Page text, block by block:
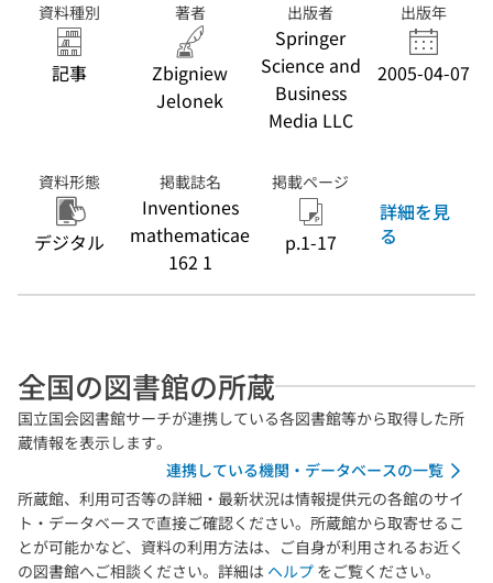
資料種別
記事
著者
Zbigniew
Jelonek
出版者
Springer
Science and
Business
Media LLC
出版年
2005-04-07
資料形態
デジタル
掲載誌名
Inventiones
mathematicae
162 1
掲載ページ
p.1-17
詳細を見
る
全国の図書館の所蔵
国立国会図書館サーチが連携している各図書館等から取得した所
蔵情報を表示します。
連携している機関・データベースの一覧
所蔵館、利用可否等の詳細・最新状況は情報提供元の各館のサイ
ト・データベースで直接ご確認ください。所蔵館から取寄せるこ
とが可能かなど、資料の利用方法は、ご自身が利用されるお近く
の図書館へご相談ください。詳細は ヘルプ をご覧ください。